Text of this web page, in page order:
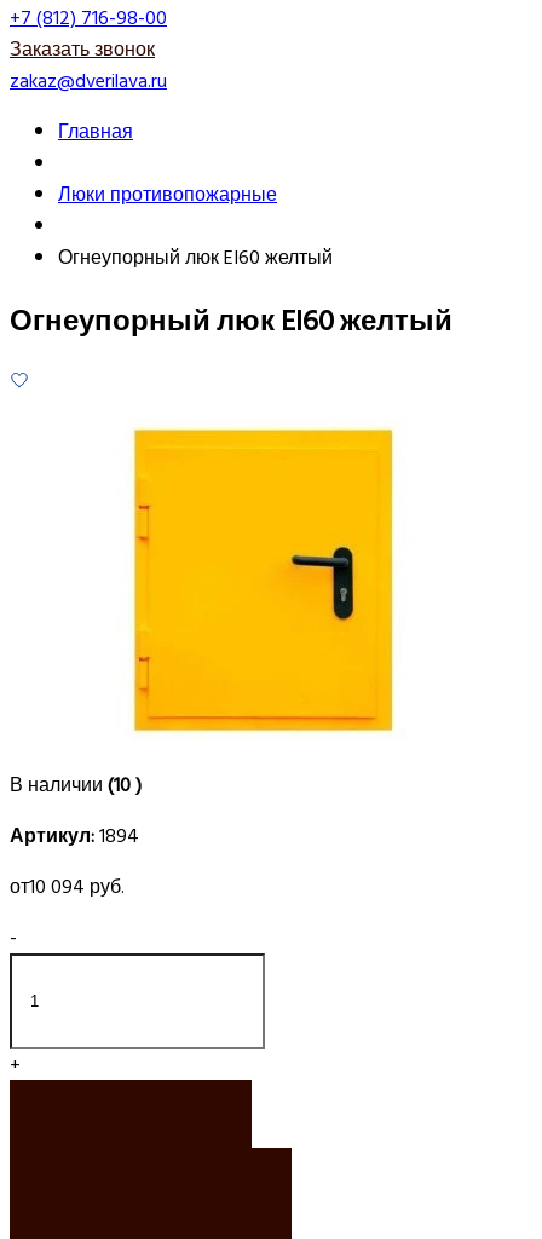
+7 (812) 716-98-00
Заказать звонок
zakaz@dverilava.ru
Главная
Люки противопожарные
Огнеупорный люк EI60 желтый
Огнеупорный люк EI60 желтый
В наличии(10 )
Артикул:1894
от10 094 руб.
-
+